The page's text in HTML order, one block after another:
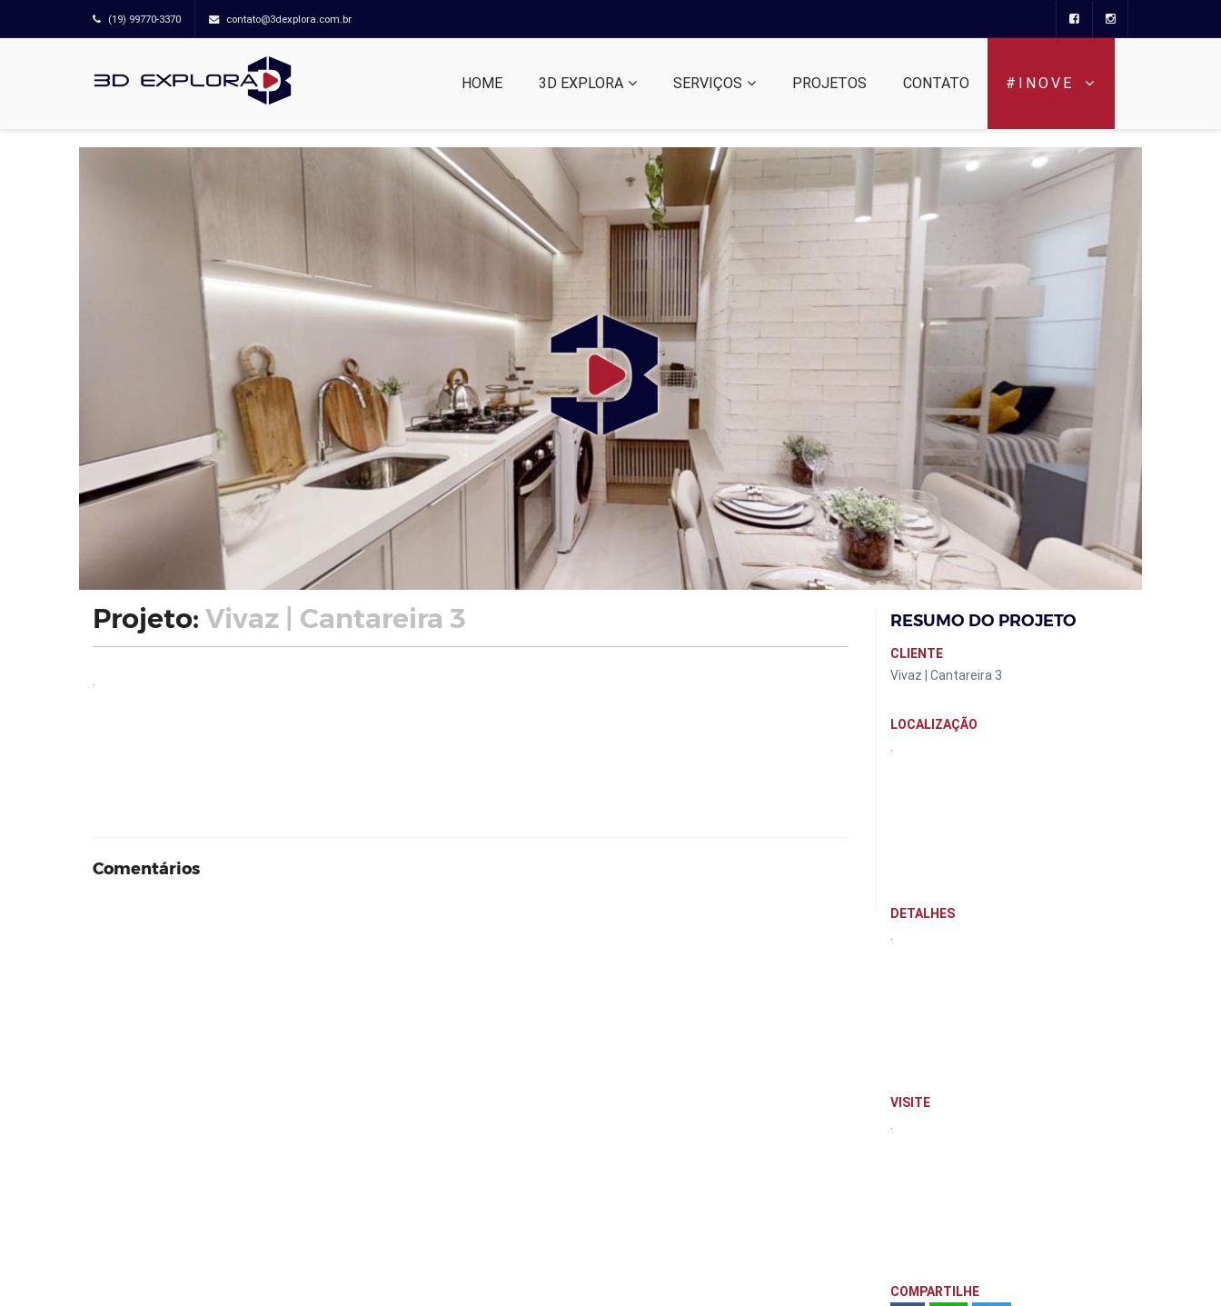
(19) 99770-3370 contato@3dexplora.com.br
HOME 3D EXPLORA SERVIÇOS PROJETOS CONTATO #INOVE
Projeto: Vivaz | Cantareira 3
Comentários
RESUMO DO PROJETO
CLIENTE
Vivaz | Cantareira 3
LOCALIZAÇÃO
DETALHES
VISITE
COMPARTILHE